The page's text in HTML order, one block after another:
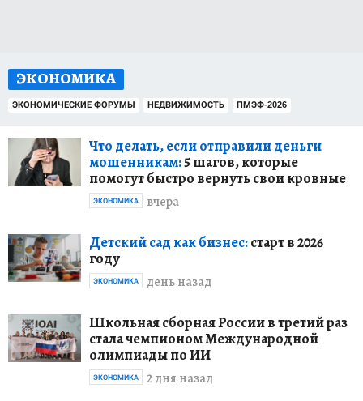
ЭКОНОМИКА
ЭКОНОМИЧЕСКИЕ ФОРУМЫ НЕДВИЖИМОСТЬ ПМЭФ-2026
Что делать, если отправили деньги
мошенникам:5 шагов, которые
помогут быстро вернуть свои кровные
вчера
ЭКОНОМИКА
Детский сад как бизнес:старт в 2026
году
день назад
ЭКОНОМИКА
Школьная сборная России в третий раз
стала чемпионом Международной
олимпиады по ИИ
2 дня назад
ЭКОНОМИКА